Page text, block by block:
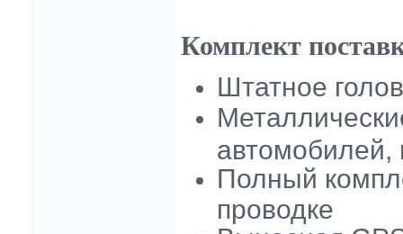
Комплект
Штатное
автомобилей,
Полный
проводке